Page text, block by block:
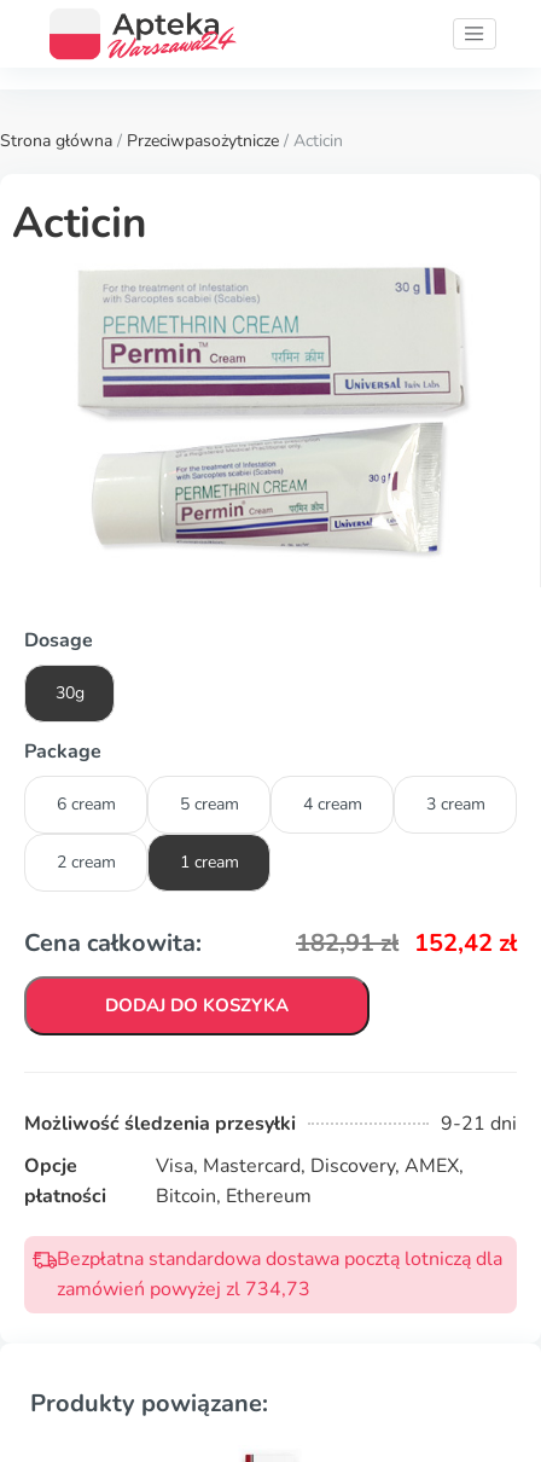
Strona główna / Przeciwpasożytnicze / Acticin
Acticin
Dosage
30g
Package
6 cream 5 cream 4 cream 3 cream
2 cream 1 cream
Cena całkowita: 182,91zł 152,42 zł
DODAJ DO KOSZYKA
Możliwość śledzenia przesyłki
9-21 dni
Opcje
płatności
Visa, Mastercard, Discovery, AMEX,
Bitcoin, Ethereum
Bezpłatna standardowa dostawa pocztą lotniczą dla
zamówień powyżej zl 734,73
Produkty powiązane: